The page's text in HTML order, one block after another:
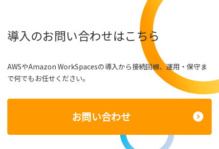
導入のお問い合わせはこちら
AWSやAmazon WorkSpacesの導入から接続回線、運用・保守ま
で何でもお任せください。
お問い合わせ